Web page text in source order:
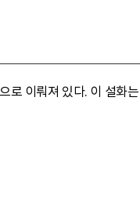
로 이뤄져 있다. 이 설화